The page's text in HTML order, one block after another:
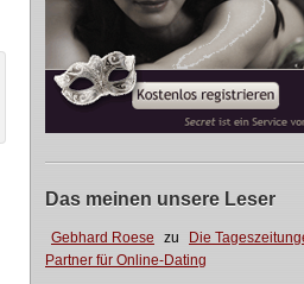
Das meinen unsere Leser
Gebhard Roese zu
Die
Partner für Online-Dating